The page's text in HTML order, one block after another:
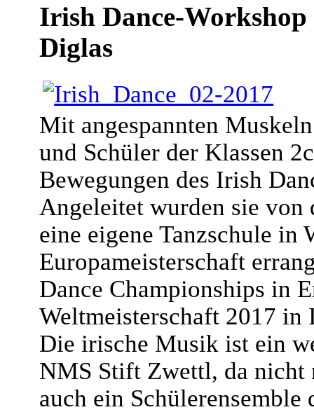
Irish Dance-
Diglas
Mit angespannten
und Schüler der Klassen
Bewegungen des Irish
Angeleitet wurden sie von
eine eigene Tanzschule in
Europameisterschaft
Dance Championships in
Weltmeisterschaft 2017
Die irische Musik ist ein
NMS Stift Zwettl, da nicht
auch ein